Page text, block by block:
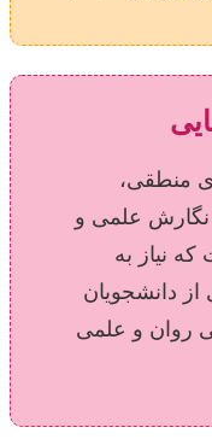
منطقی،
علمی و
نیاز به
از دانشجویان
روان و علمی